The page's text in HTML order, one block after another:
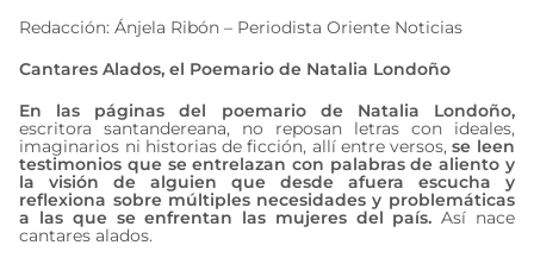
Redacción: Ánjela Ribón – Periodista Oriente Noticias
Cantares Alados, el Poemario de Natalia Londoño
En las páginas del poemario de Natalia Londoño,
escritora santandereana, no reposan letras con ideales,
imaginarios ni historias de ficción, allí entre versos,se leen
testimonios que se entrelazan con palabras de aliento y
la visión de alguien que desde afuera escucha y
reflexiona sobre múltiples necesidades y problemáticas
a las que se enfrentan las mujeres del país. Así nace
cantares alados.